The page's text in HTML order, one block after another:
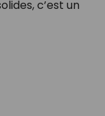
c’est un